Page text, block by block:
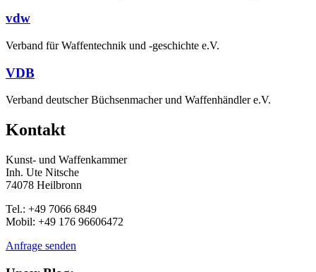
vdw
Verband für Waffentechnik und -geschichte e.V.
VDB
Verband deutscher Büchsenmacher und Waffenhändler e.V.
Kontakt
Kunst- und Waffenkammer
Inh. Ute Nitsche
74078 Heilbronn
Tel.: +49 7066 6849
Mobil: +49 176 96606472
Anfrage senden